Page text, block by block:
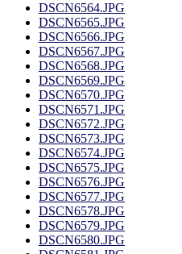
DSCN6564.JPG
DSCN6565.JPG
DSCN6566.JPG
DSCN6567.JPG
DSCN6568.JPG
DSCN6569.JPG
DSCN6570.JPG
DSCN6571.JPG
DSCN6572.JPG
DSCN6573.JPG
DSCN6574.JPG
DSCN6575.JPG
DSCN6576.JPG
DSCN6577.JPG
DSCN6578.JPG
DSCN6579.JPG
DSCN6580.JPG